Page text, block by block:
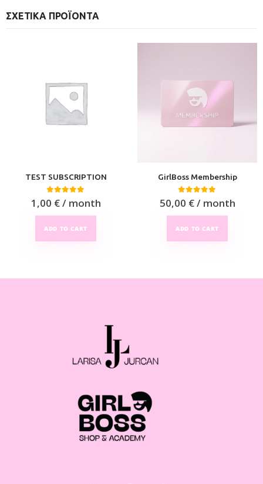
ΣΧΕΤΙΚΆ ΠΡΟΪΌΝΤΑ
TEST SUBSCRIPTION
0 out of 5
1,00 €/ month
ADD TO CART
GirlBoss Membership
0out of 5
50,00 €/ month
ADD TO CART